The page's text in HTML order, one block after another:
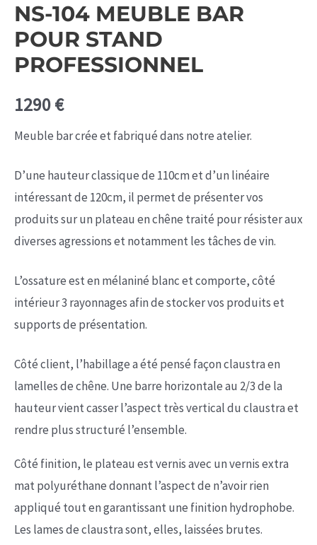
NS-104 MEUBLE BAR
POUR STAND
PROFESSIONNEL
1290€
Meuble bar crée et fabriqué dans notre atelier.
D’une hauteur classique de 110cm et d’un linéaire
intéressant de 120cm, il permet de présenter vos
produits sur un plateau en chêne traité pour résister aux
diverses agressions et notamment les tâches de vin.
L’ossature est en mélaniné blanc et comporte, côté
intérieur 3 rayonnages afin de stocker vos produits et
supports de présentation.
Côté client, l’habillage a été pensé façon claustra en
lamelles de chêne. Une barre horizontale au 2/3 de la
hauteur vient casser l’aspect très vertical du claustra et
rendre plus structuré l’ensemble.
Côté finition, le plateau est vernis avec un vernis extra
mat polyuréthane donnant l’aspect de n’avoir rien
appliqué tout en garantissant une finition hydrophobe.
Les lames de claustra sont, elles, laissées brutes.